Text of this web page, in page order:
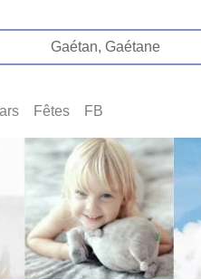
Gaétan, Gaétane
Fêtes FB